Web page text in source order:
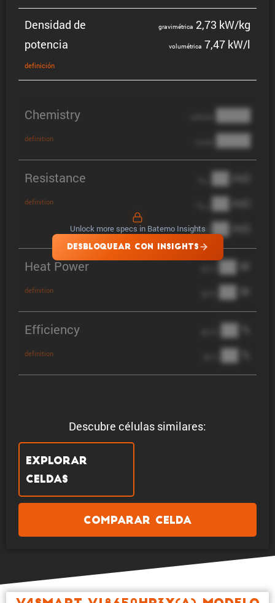
Descubre células similares:
Explorar
celdas
Comparar celda
Densidad de
potencia
defini­ción
gravi­mé­trica 2,73 kW/kg
volumé­trica 7,47 kW/l
Chemistry
definition
████
████
Resistance
definition
██ mΩ
██ mΩ
DCIR ██ mΩ
Heat Power
definition
██ W
██ W
Efficiency
definition
██ %
██ %
Unlock more specs in Batemo Insights
DESBLOQUEAR CON INSIGHTS